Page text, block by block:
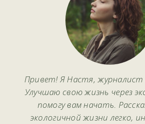
Привет! Я Настя, журналист
Улучшаю свою жизнь через
помогу вам начать.
экологичной жизни легко,